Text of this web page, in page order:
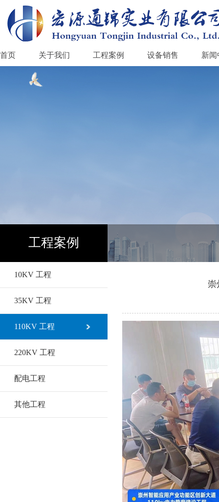
首页 关于我们 工程案例 设备销售 新闻
工程案例
10KV 工程
35KV 工程
110KV 工程
220KV 工程
配电工程
其他工程
崇